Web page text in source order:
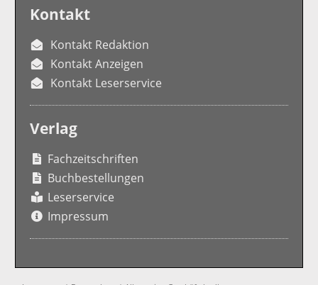
Kontakt
Kontakt Redaktion
Kontakt Anzeigen
Kontakt Leserservice
Verlag
Fachzeitschriften
Buchbestellungen
Leserservice
Impressum